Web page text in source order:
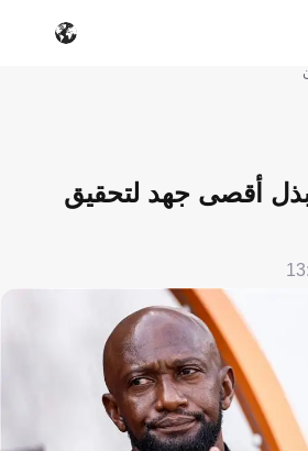
أقصى جهد لتحقيق